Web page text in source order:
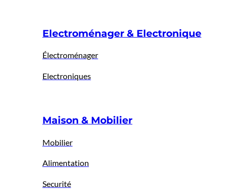
Electroménager & Electronique
Électroménager
Electroniques
Maison & Mobilier
Mobilier
Alimentation
Securité